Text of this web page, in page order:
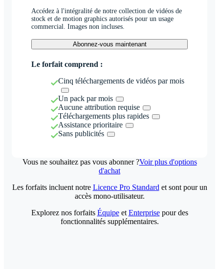
Accédez à l'intégralité de notre collection de vidéos de
stock et de motion graphics autorisés pour un usage
commercial. Images non incluses.
Abonnez-vous maintenant
Le forfait comprend :
Cinq téléchargements de vidéos par mois
Un pack par mois
Aucune attribution requise
Téléchargements plus rapides
Assistance prioritaire
Sans publicités
Vous ne souhaitez pas vous abonner ?Voir plus d'options
d'achat
Les forfaits incluent notre Licence Pro Standard et sont pour un
accès mono-utilisateur.
Explorez nos forfaits Équipeet Enterprisepour des
fonctionnalités supplémentaires.